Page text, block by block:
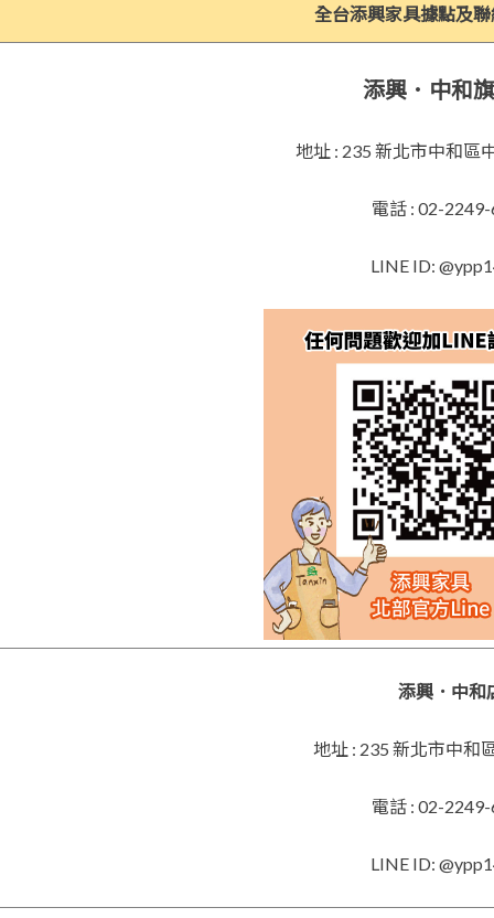
全台添興家具據點及
添興．中和
地址 : 235 新北市中和區
電話 : 02-
LINE ID:
添興．中和
地址 : 235 新北市中和
電話 : 02-
LINE ID: